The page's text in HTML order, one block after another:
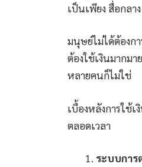
เป็นเพียง สื่อกลา
มนุษย์ไม่ได้ต้องก
ต้องใช้เงินมากม
หลายคนก็ไม่ใช่
เบื้องหลังการใช้
ตลอดเวลา
ระบบการ